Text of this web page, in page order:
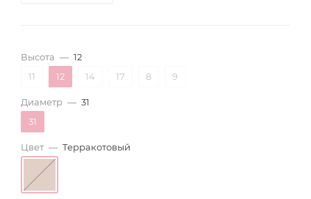
Высота — 12
11
12 14 17 8 9
Диаметр — 31
31
Цвет — Терракотовый